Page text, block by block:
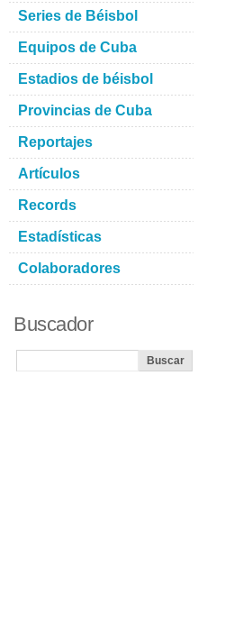
Series de Béisbol
Equipos de Cuba
Estadios de béisbol
Provincias de Cuba
Reportajes
Artículos
Records
Estadísticas
Colaboradores
Buscador